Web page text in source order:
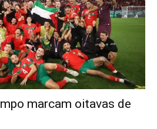
marcam oitavas de